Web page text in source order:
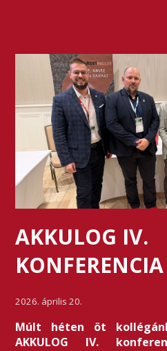
AKKULOG IV.
KONFERENCIA
2026. április 20.
Múlt héten öt
AKKULOG IV.